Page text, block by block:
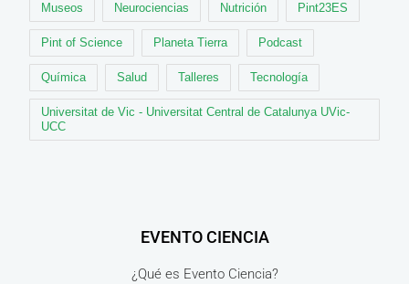
Museos Neurociencias Nutrición Pint23ES
Pint of Science Planeta Tierra Podcast
Química Salud Talleres Tecnología
Universitat de Vic - Universitat Central de Catalunya UVic-
UCC
EVENTO CIENCIA
¿Qué es Evento Ciencia?